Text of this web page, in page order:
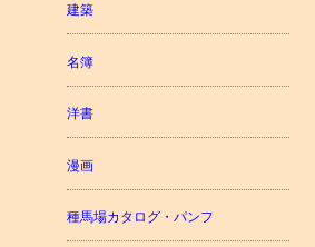
建築
名簿
洋書
漫画
種馬場カタログ・パンフ